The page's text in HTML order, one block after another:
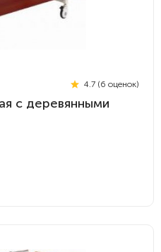
4.7 (6 оценок)
с деревянными